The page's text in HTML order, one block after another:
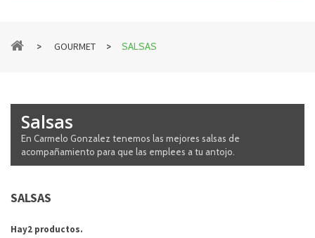
> GOURMET > SALSAS
Salsas
En Carmelo Gonzalez tenemos las mejores salsas de
acompañamiento para que las emplees a tu antojo.
SALSAS
Hay2 productos.